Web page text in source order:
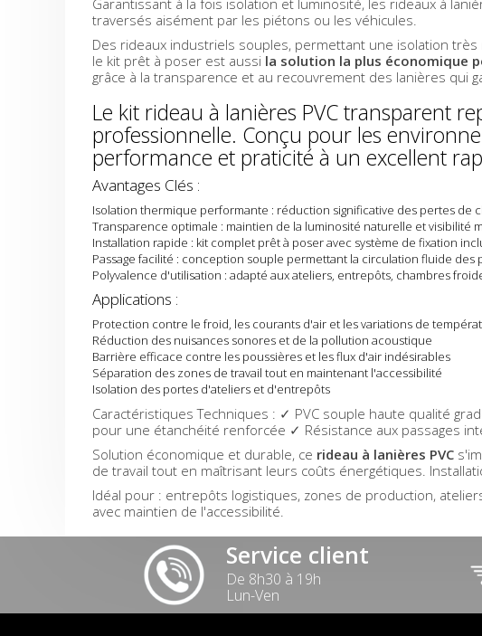
Garantissant à la fois isolation et luminosité, les rideaux à
traversés aisément par les piétons ou les véhicules.
Des rideaux industriels souples, permettant une isolation très
le kit prêt à poser est aussi la solution la plus économique
grâce à la transparence et au recouvrement des lanières qui
Le kit rideau à lanières PVC transparent
professionnelle. Conçu pour les
performance et praticité à un excellent
Avantages Clés :
Isolation thermique performante : réduction significative des pertes de
Transparence optimale : maintien de la luminosité naturelle et visibilité
Installation rapide : kit complet prêt à poser avec système de fixation
Passage facilité : conception souple permettant la circulation fluide des
Polyvalence d'utilisation : adapté aux ateliers, entrepôts, chambres
Applications :
Protection contre le froid, les courants d'air et les variations de
Réduction des nuisances sonores et de la pollution acoustique
Barrière efficace contre les poussières et les flux d'air indésirables
Séparation des zones de travail tout en maintenant l'accessibilité
Isolation des portes d'ateliers et d'entrepôts
Caractéristiques Techniques : ✓ PVC souple haute qualité
pour une étanchéité renforcée ✓ Résistance aux passages
Solution économique et durable, ce rideau à lanières PVC
de travail tout en maîtrisant leurs coûts énergétiques.
Idéal pour : entrepôts logistiques, zones de production,
avec maintien de l'accessibilité.
Service client
De 8h30 à 19h
Lun-Ven